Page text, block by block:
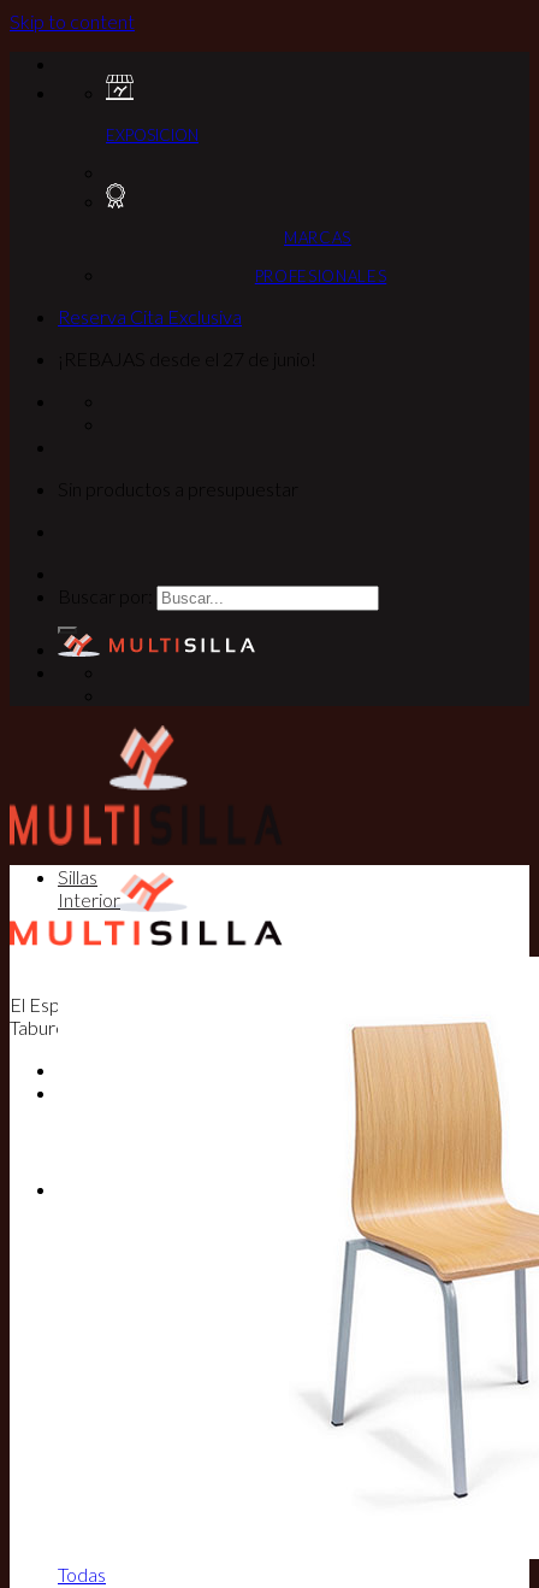
Skip to content
EXPOSICION
MARCAS
PROFESIONALES
Reserva Cita Exclusiva
El Especialista en Sillas, Mesas y
Taburetes
Sillas
Interior
Todas